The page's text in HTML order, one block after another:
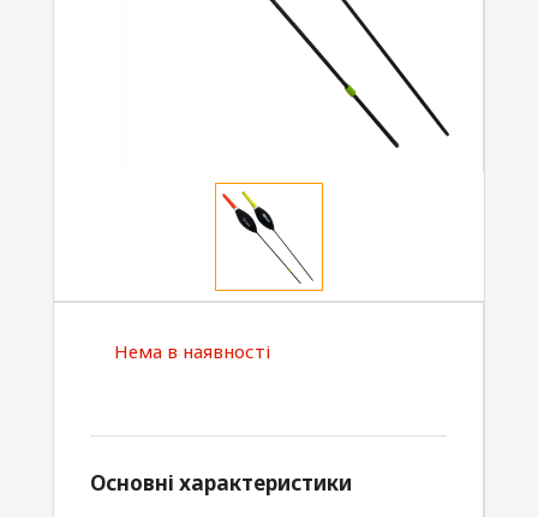
Нема в наявності
Основні характеристики